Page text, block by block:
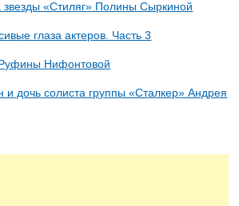
звезды «Стиляг» Полины Сыркиной
глаза актеров. Часть 3
Нифонтовой
и дочь солиста группы «Сталкер» Андрея